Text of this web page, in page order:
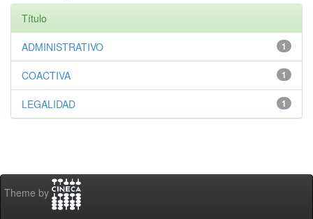
Título
1
ADMINISTRATIVO
1
COACTIVA
1
LEGALIDAD
Theme by